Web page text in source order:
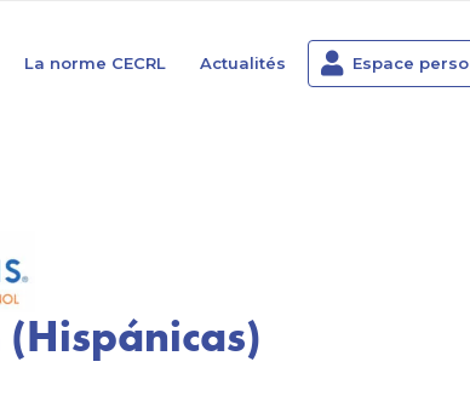
La norme CECRL Actualités Espace perso
(Hispánicas)